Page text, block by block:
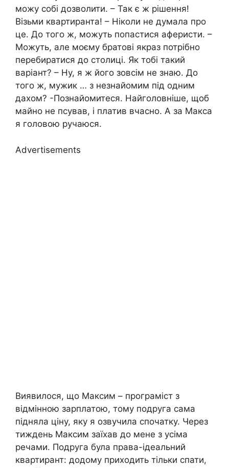
можу собі дозволити. – Так є ж рішення!
Візьми квартиранта! – Ніколи не думала про
це. До того ж, можуть попастися аферисти. –
Можуть, але моєму братові якраз потрібно
перебиратися до столиці. Як тобі такий
варіант? – Ну, я ж його зовсім не знаю. До
того ж, мужик … з незнайомим під одним
дахом? -Познайомитеся. Найголовніше, щоб
майно не псував, і платив вчасно. А за Макса
я головою ручаюся.
Advertisements
Виявилося, що Максим – програміст з
відмінною зарплатою, тому подруга сама
підняла ціну, яку я озвучила спочатку. Через
тиждень Максим заїхав до мене з усіма
речами. Подруга була права-ідеальний
квартирант: додому приходить тільки спати,